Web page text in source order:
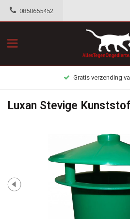
0850655452
Gratis verzending
Luxan Stevige